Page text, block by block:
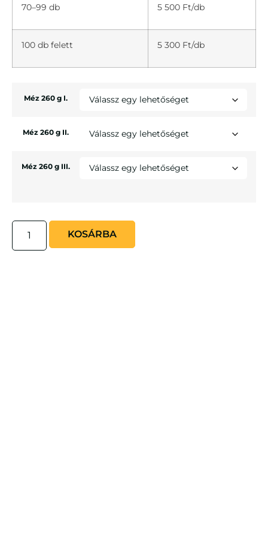
70–99 db 5 500 Ft/db
100 db felett 5 300 Ft/db
Méz 260 g I.
Méz 260 g II.
Méz 260 g III.
KOSÁRBA